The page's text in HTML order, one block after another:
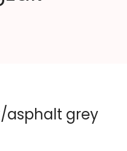
asphalt grey